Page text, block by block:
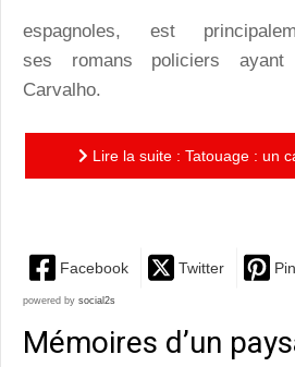
espagnoles, est
ses romans policiers
Carvalho.
Lire la suite : Tatouage : un
Facebook Twitter
powered by social2s
Mémoires d’un